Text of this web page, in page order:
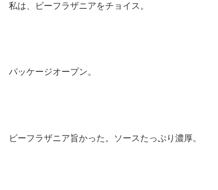
私は、ビーフラザニアをチョイス。
パッケージオープン。
ビーフラザニア旨かった。ソースたっぷり濃厚。